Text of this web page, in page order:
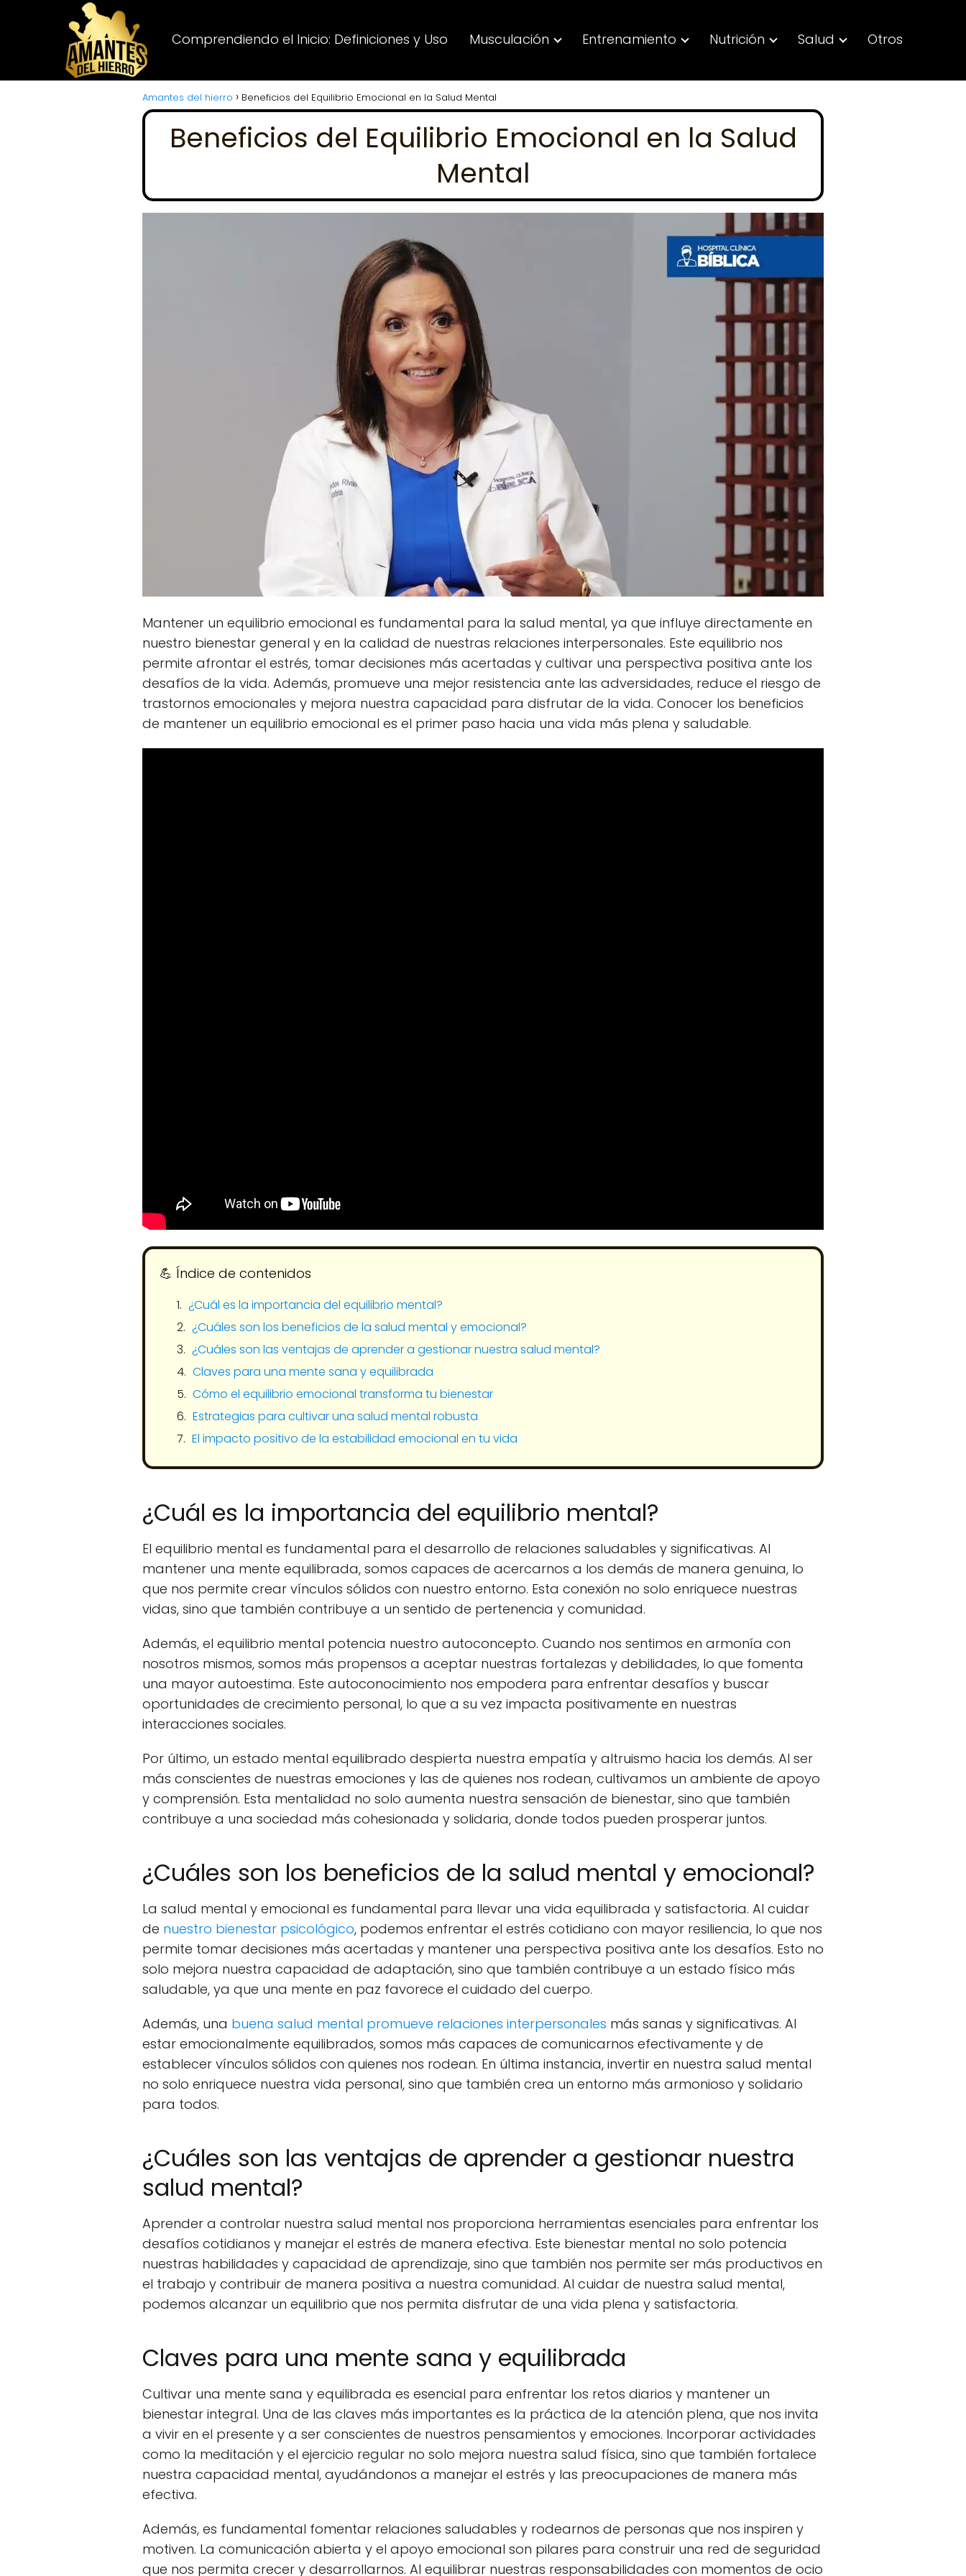
Comprendiendo el Inicio: Definiciones y Uso Musculación Entrenamiento Nutrición Salud Otros
Amantes del hierro Beneficios del Equilibrio Emocional en la Salud Mental
Beneficios del Equilibrio Emocional en la Salud
Mental
Mantener un equilibrio emocional es fundamental para la salud mental, ya que influye directamente en
nuestro bienestar general y en la calidad de nuestras relaciones interpersonales. Este equilibrio nos
permite afrontar el estrés, tomar decisiones más acertadas y cultivar una perspectiva positiva ante los
desafíos de la vida. Además, promueve una mejor resistencia ante las adversidades, reduce el riesgo de
trastornos emocionales y mejora nuestra capacidad para disfrutar de la vida. Conocer los beneficios
de mantener un equilibrio emocional es el primer paso hacia una vida más plena y saludable.
💪​ Índice de contenidos
¿Cuál es la importancia del equilibrio mental?
¿Cuáles son los beneficios de la salud mental y emocional?
¿Cuáles son las ventajas de aprender a gestionar nuestra salud mental?
Claves para una mente sana y equilibrada
Cómo el equilibrio emocional transforma tu bienestar
Estrategias para cultivar una salud mental robusta
El impacto positivo de la estabilidad emocional en tu vida
¿Cuál es la importancia del equilibrio mental?
El equilibrio mental es fundamental para el desarrollo de relaciones saludables y significativas. Al
mantener una mente equilibrada, somos capaces de acercarnos a los demás de manera genuina, lo
que nos permite crear vínculos sólidos con nuestro entorno. Esta conexión no solo enriquece nuestras
vidas, sino que también contribuye a un sentido de pertenencia y comunidad.
Además, el equilibrio mental potencia nuestro autoconcepto. Cuando nos sentimos en armonía con
nosotros mismos, somos más propensos a aceptar nuestras fortalezas y debilidades, lo que fomenta
una mayor autoestima. Este autoconocimiento nos empodera para enfrentar desafíos y buscar
oportunidades de crecimiento personal, lo que a su vez impacta positivamente en nuestras
interacciones sociales.
Por último, un estado mental equilibrado despierta nuestra empatía y altruismo hacia los demás. Al ser
más conscientes de nuestras emociones y las de quienes nos rodean, cultivamos un ambiente de apoyo
y comprensión. Esta mentalidad no solo aumenta nuestra sensación de bienestar, sino que también
contribuye a una sociedad más cohesionada y solidaria, donde todos pueden prosperar juntos.
¿Cuáles son los beneficios de la salud mental y emocional?
La salud mental y emocional es fundamental para llevar una vida equilibrada y satisfactoria. Al cuidar
de nuestro bienestar psicológico, podemos enfrentar el estrés cotidiano con mayor resiliencia, lo que nos
permite tomar decisiones más acertadas y mantener una perspectiva positiva ante los desafíos. Esto no
solo mejora nuestra capacidad de adaptación, sino que también contribuye a un estado físico más
saludable, ya que una mente en paz favorece el cuidado del cuerpo.
Además, una buena salud mental promueve relaciones interpersonales más sanas y significativas. Al
estar emocionalmente equilibrados, somos más capaces de comunicarnos efectivamente y de
establecer vínculos sólidos con quienes nos rodean. En última instancia, invertir en nuestra salud mental
no solo enriquece nuestra vida personal, sino que también crea un entorno más armonioso y solidario
para todos.
¿Cuáles son las ventajas de aprender a gestionar nuestra
salud mental?
Aprender a controlar nuestra salud mental nos proporciona herramientas esenciales para enfrentar los
desafíos cotidianos y manejar el estrés de manera efectiva. Este bienestar mental no solo potencia
nuestras habilidades y capacidad de aprendizaje, sino que también nos permite ser más productivos en
el trabajo y contribuir de manera positiva a nuestra comunidad. Al cuidar de nuestra salud mental,
podemos alcanzar un equilibrio que nos permita disfrutar de una vida plena y satisfactoria.
Claves para una mente sana y equilibrada
Cultivar una mente sana y equilibrada es esencial para enfrentar los retos diarios y mantener un
bienestar integral. Una de las claves más importantes es la práctica de la atención plena, que nos invita
a vivir en el presente y a ser conscientes de nuestros pensamientos y emociones. Incorporar actividades
como la meditación y el ejercicio regular no solo mejora nuestra salud física, sino que también fortalece
nuestra capacidad mental, ayudándonos a manejar el estrés y las preocupaciones de manera más
efectiva.
Además, es fundamental fomentar relaciones saludables y rodearnos de personas que nos inspiren y
motiven. La comunicación abierta y el apoyo emocional son pilares para construir una red de seguridad
que nos permita crecer y desarrollarnos. Al equilibrar nuestras responsabilidades con momentos de ocio